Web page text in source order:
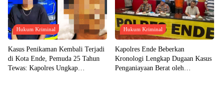
Hukum Kriminal
Kasus Penikaman Kembali Terjadi
di Kota Ende, Pemuda 25 Tahun
Tewas: Kapolres Ungkap
Hukum Kriminal
Kapolres Ende Beberkan
Kronologi Lengkap Dugaan Kasus
Penganiayaan Berat oleh